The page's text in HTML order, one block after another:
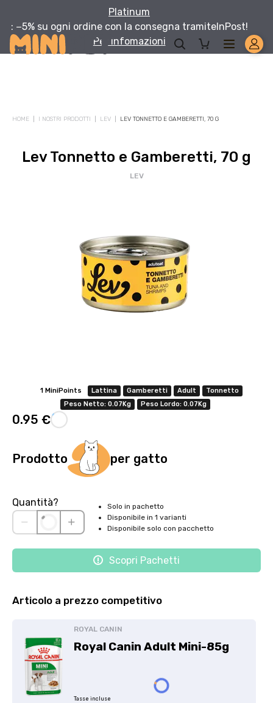
Platinum
: −5% su ogni ordine con la consegna tramiteInPost!
Per infomazioni
HOME I NOSTRI PRODOTTI LEV LEV TONNETTO E GAMBERETTI, 70 G
Lev Tonnetto e Gamberetti, 70 g
LEV
1 MiniPoints Lattina Gamberetti Adult
Tonnetto
Peso Netto: 0.07Kg
Peso Lordo: 0.07Kg
0.95 €
Prodotto per gatto
Quantità?
Solo in pachetto
Disponibile in 1 varianti
Disponibile solo con pacchetto
Scopri Pachetti
Articolo a prezzo competitivo
ROYAL CANIN
Royal Canin Adult Mini-85g
Tasse incluse